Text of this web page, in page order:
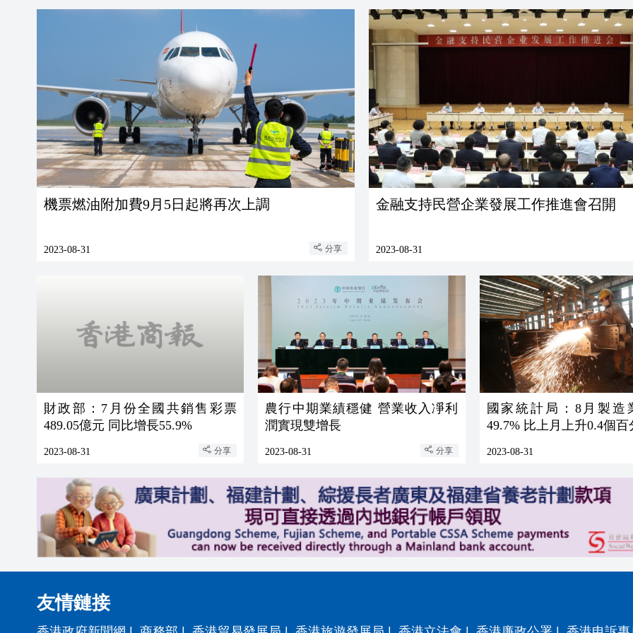
機票燃油附加費9月5日起將再次上調
2023-08-31 分享
金融支持民營企業發展工作推進會召開
2023-08-31
財政部：7月份全國共銷售彩票
489.05億元 同比增長55.9%
2023-08-31 分享
農行中期業績穩健 營業收入凈利
潤實現雙增長
2023-08-31 分享
國家統計局：8月製造
49.7% 比上月上升0.4個百
2023-08-31
友情鏈接